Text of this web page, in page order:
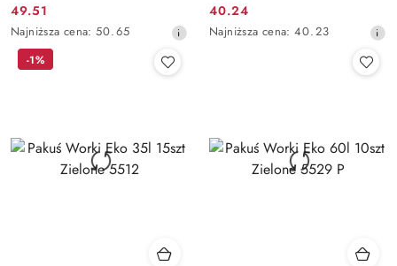
Cena
promocyjna:
49.51
Najniższa
cena
Najniższa cena: 50.65
Cena
promocyjna:
40.24
Najniższa
Najniższa cena: 40.23
-1%